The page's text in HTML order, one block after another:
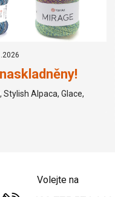
Stylish Alpaca, Glace,
Volejte na